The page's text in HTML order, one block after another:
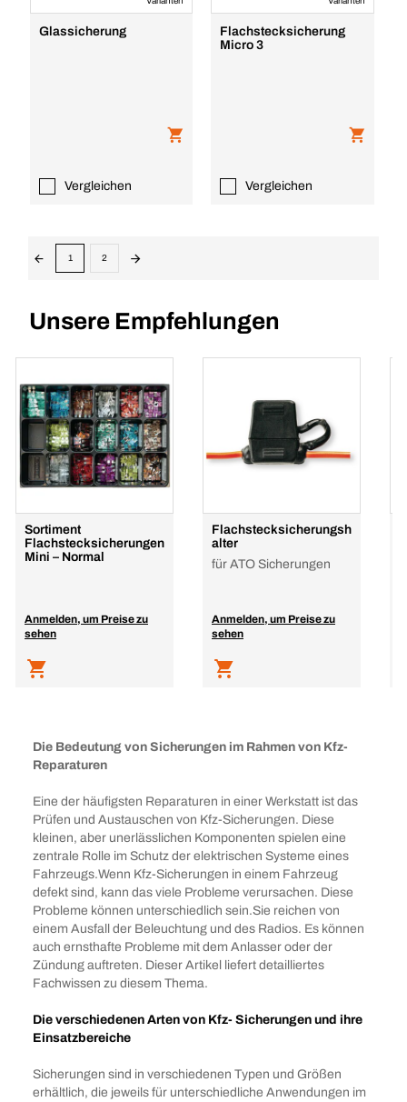
Glassicherung
Vergleichen
Flachstecksicherung
Micro 3
Vergleichen
1 2
Unsere Empfehlungen
Sortiment
Flachstecksicherungen
Mini – Normal
Anmelden, um Preise zu
sehen
Flachstecksicherungsh
alter
für ATO Sicherungen
Anmelden, um Preise zu
sehen
Die Bedeutung von Sicherungen im Rahmen von Kfz-
Reparaturen
Eine der häufigsten Reparaturen in einer Werkstatt ist das
Prüfen und Austauschen von Kfz-Sicherungen. Diese
kleinen, aber unerlässlichen Komponenten spielen eine
zentrale Rolle im Schutz der elektrischen Systeme eines
Fahrzeugs.Wenn Kfz-Sicherungen in einem Fahrzeug
defekt sind, kann das viele Probleme verursachen. Diese
Probleme können unterschiedlich sein.Sie reichen von
einem Ausfall der Beleuchtung und des Radios. Es können
auch ernsthafte Probleme mit dem Anlasser oder der
Zündung auftreten. Dieser Artikel liefert detailliertes
Fachwissen zu diesem Thema.
Die verschiedenen Arten von Kfz- Sicherungen und ihre
Einsatzbereiche
Sicherungen sind in verschiedenen Typen und Größen
erhältlich, die jeweils für unterschiedliche Anwendungen im